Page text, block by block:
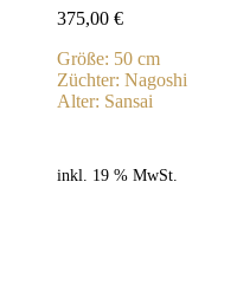
375,00 €
Größe: 50 cm
Züchter: Nagoshi
Alter: Sansai
inkl. 19 % MwSt.